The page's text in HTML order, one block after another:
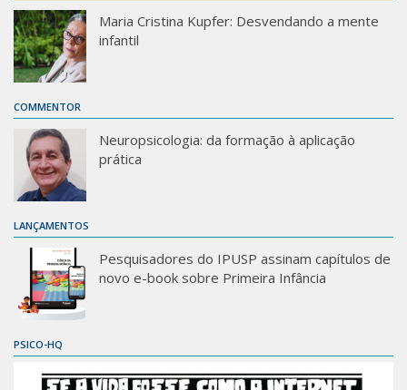
Maria Cristina Kupfer: Desvendando a mente
infantil
COMMENTOR
Neuropsicologia: da formação à aplicação
prática
LANÇAMENTOS
Pesquisadores do IPUSP assinam capítulos de
novo e-book sobre Primeira Infância
PSICO-HQ